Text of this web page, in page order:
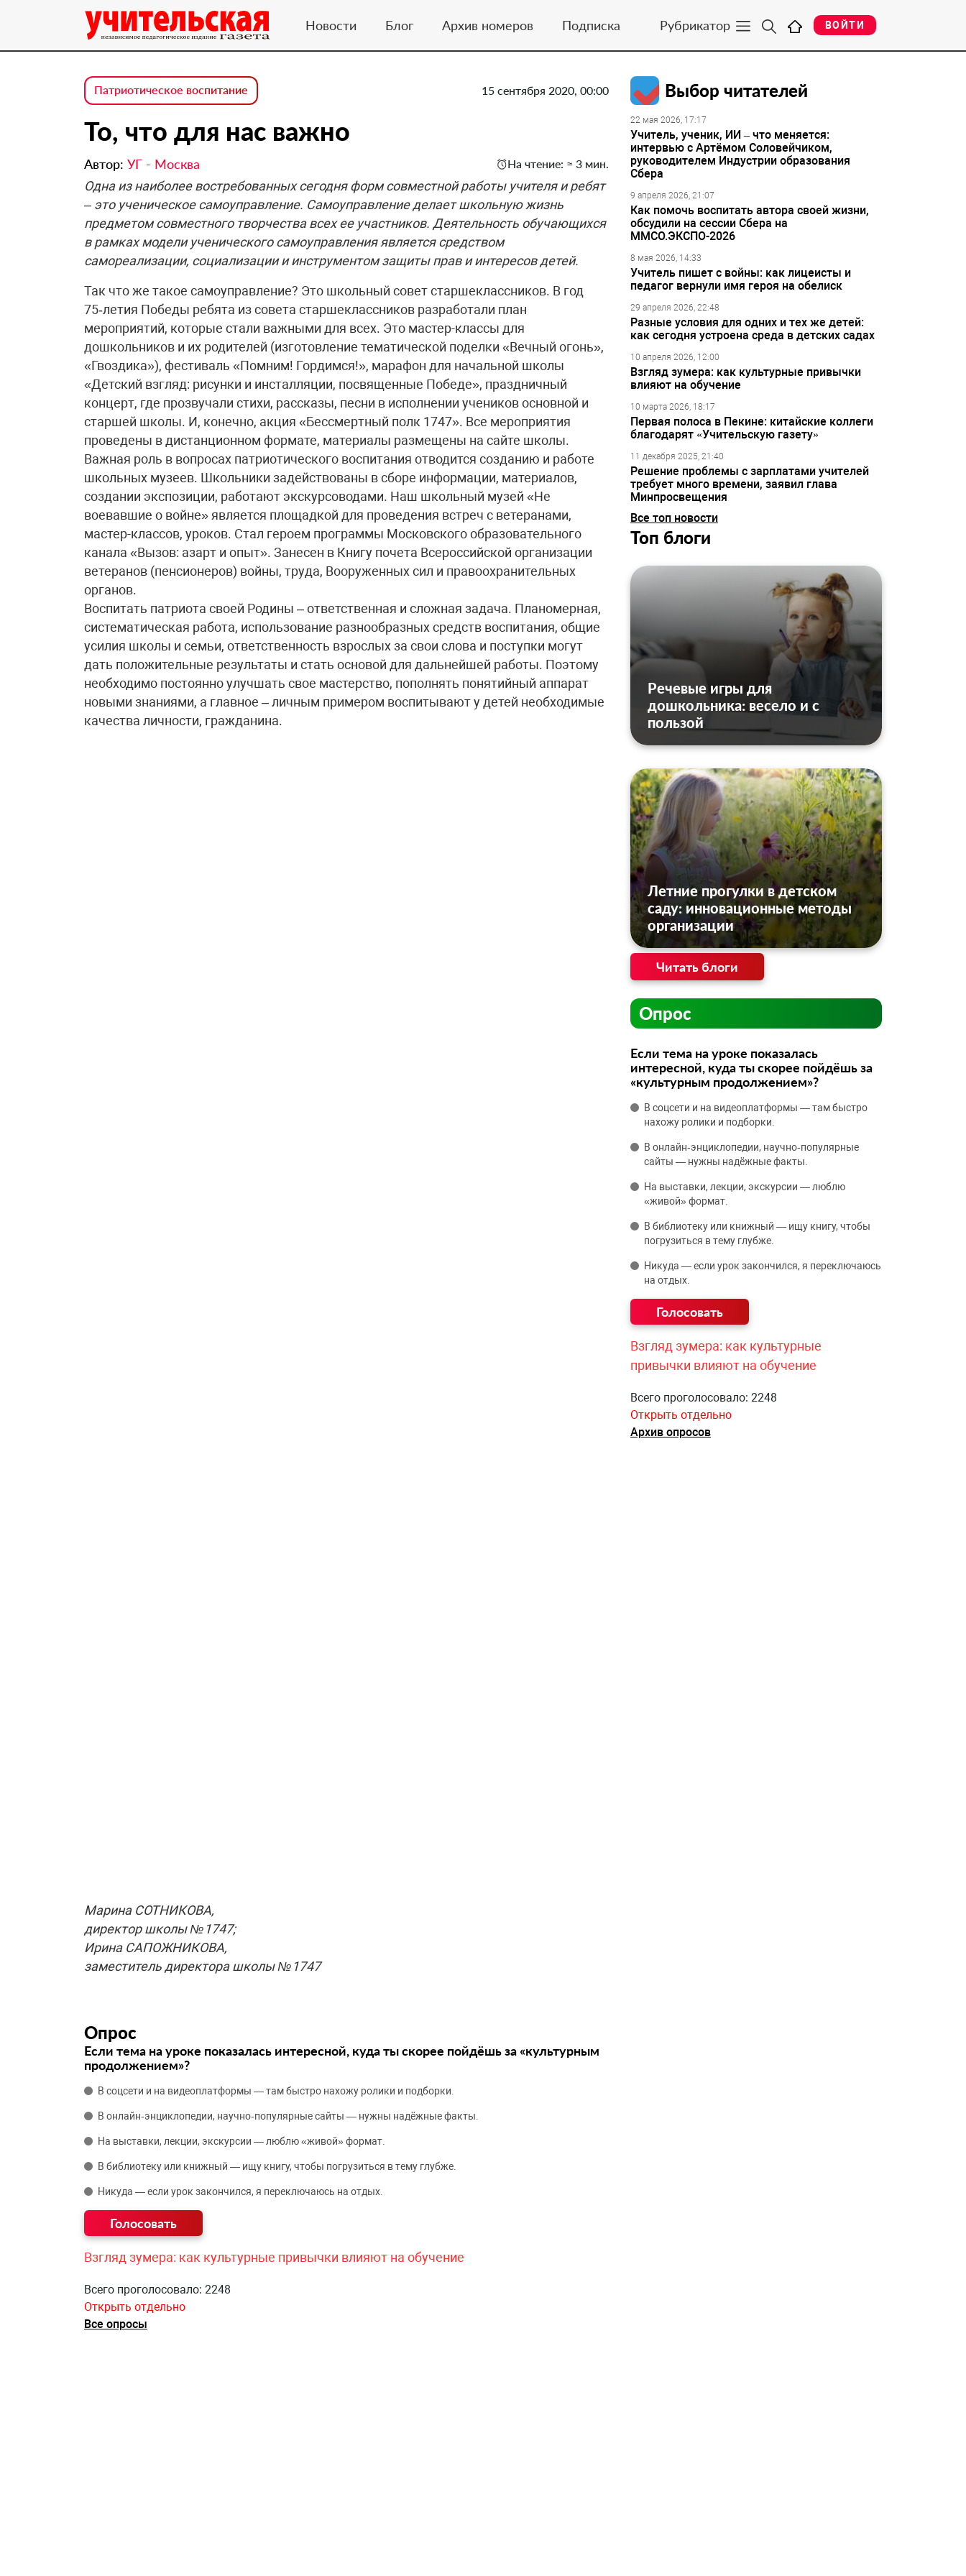
Новости Блог Архив номеров Подписка Рубрикатор ВОЙТИ
Патриотическое воспитание 15 сентября 2020, 00:00
То, что для нас важно
Автор: УГ - Москва На чтение: ≈ 3 мин.
Одна из наиболее востребованных сегодня форм совместной работы учителя и ребят
– это ученическое самоуправление. Самоуправление делает школьную жизнь
предметом совместного творчества всех ее участников. Деятельность обучающихся
в рамках модели ученического самоуправления является средством
самореализации, социализации и инструментом защиты прав и интересов детей.
Так что же такое самоуправление? Это школьный совет старшеклассников. В год
75‑летия Победы ребята из совета старшеклассников разработали план
мероприятий, которые стали важными для всех. Это мастер-классы для
дошкольников и их родителей (изготовление тематической поделки «Вечный огонь»,
«Гвоздика»), фестиваль «Помним! Гордимся!», марафон для начальной школы
«Детский взгляд: рисунки и инсталляции, посвященные Победе», праздничный
концерт, где прозвучали стихи, рассказы, песни в исполнении учеников основной и
старшей школы. И, конечно, акция «Бессмертный полк 1747». Все мероприятия
проведены в дистанционном формате, материалы размещены на сайте школы.
Важная роль в вопросах патриотического воспитания отводится созданию и работе
школьных музеев. Школьники задействованы в сборе информации, материалов,
создании экспозиции, работают экскурсоводами. Наш школьный музей «Не
воевавшие о войне» является площадкой для проведения встреч с ветеранами,
мастер-классов, уроков. Стал героем программы Московского образовательного
канала «Вызов: азарт и опыт». Занесен в Книгу почета Всероссийской организации
ветеранов (пенсионеров) войны, труда, Вооруженных сил и правоохранительных
органов.
Воспитать патриота своей Родины – ответственная и сложная задача. Планомерная,
систематическая работа, использование разнообразных средств воспитания, общие
усилия школы и семьи, ответственность взрослых за свои слова и поступки могут
дать положительные результаты и стать основой для дальнейшей работы. Поэтому
необходимо постоянно улучшать свое мастерство, пополнять понятийный аппарат
новыми знаниями, а главное – личным примером воспитывают у детей необходимые
качества личности, гражданина.
Марина СОТНИКОВА,
директор школы №1747;
Ирина САПОЖНИКОВА,
заместитель директора школы №1747
Опрос
Если тема на уроке показалась интересной, куда ты скорее пойдёшь за «культурным
продолжением»?
В соцсети и на видеоплатформы — там быстро нахожу ролики и подборки.
В онлайн‑энциклопедии, научно‑популярные сайты — нужны надёжные факты.
На выставки, лекции, экскурсии — люблю «живой» формат.
В библиотеку или книжный — ищу книгу, чтобы погрузиться в тему глубже.
Никуда — если урок закончился, я переключаюсь на отдых.
Взгляд зумера: как культурные привычки влияют на обучение
Всего проголосовало: 2248
Открыть отдельно
Все опросы
Выбор читателей
22 мая 2026, 17:17
Учитель, ученик, ИИ – что меняется:
интервью с Артёмом Соловейчиком,
руководителем Индустрии образования
Сбера
9 апреля 2026, 21:07
Как помочь воспитать автора своей жизни,
обсудили на сессии Сбера на
ММСО.ЭКСПО-2026
8 мая 2026, 14:33
Учитель пишет с войны: как лицеисты и
педагог вернули имя героя на обелиск
29 апреля 2026, 22:48
Разные условия для одних и тех же детей:
как сегодня устроена среда в детских садах
10 апреля 2026, 12:00
Взгляд зумера: как культурные привычки
влияют на обучение
10 марта 2026, 18:17
Первая полоса в Пекине: китайские коллеги
благодарят «Учительскую газету»
11 декабря 2025, 21:40
Решение проблемы с зарплатами учителей
требует много времени, заявил глава
Минпросвещения
Все топ новости
Топ блоги
Речевые игры для
дошкольника: весело и с
пользой
Летние прогулки в детском
саду: инновационные методы
организации
Читать блоги
Опрос
Если тема на уроке показалась
интересной, куда ты скорее пойдёшь за
«культурным продолжением»?
В соцсети и на видеоплатформы — там быстро
нахожу ролики и подборки.
В онлайн‑энциклопедии, научно‑популярные
сайты — нужны надёжные факты.
На выставки, лекции, экскурсии — люблю
«живой» формат.
В библиотеку или книжный — ищу книгу, чтобы
погрузиться в тему глубже.
Никуда — если урок закончился, я переключаюсь
на отдых.
Взгляд зумера: как культурные
привычки влияют на обучение
Всего проголосовало: 2248
Открыть отдельно
Архив опросов